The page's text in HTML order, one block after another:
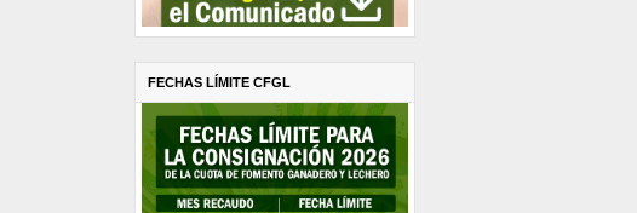
FECHAS LÍMITE CFGL